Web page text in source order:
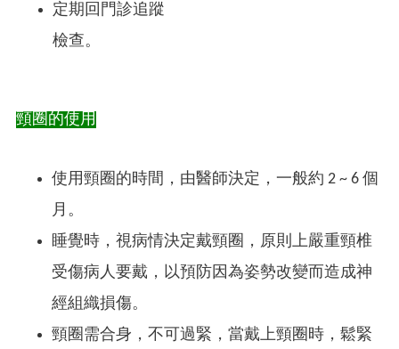
定期回門診追蹤
檢查。
頸圈的使用
使用頸圈的時間，由醫師決定，一般約 2 ~ 6 個
月。
睡覺時，視病情決定戴頸圈，原則上嚴重頸椎
受傷病人要戴，以預防因為姿勢改變而造成神
經組織損傷。
頸圈需合身，不可過緊，當戴上頸圈時，鬆緊